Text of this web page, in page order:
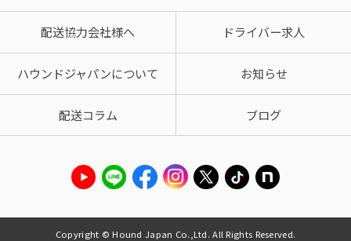
配送協力会社様へ ドライバー求人
ハウンドジャパンについて お知らせ
配送コラム ブログ
Copyright © Hound Japan Co.,Ltd. All Rights Reserved.